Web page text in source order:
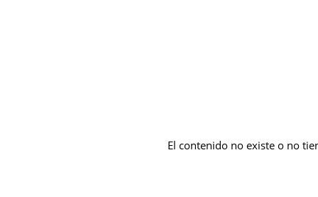
El contenido no existe o no